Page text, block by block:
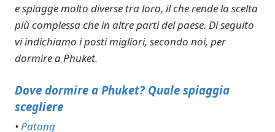
e spiagge molto diverse tra loro, il che rende la scelta
più complessa che in altre parti del paese. Di seguito
vi indichiamo i posti migliori, secondo noi, per
dormire a Phuket.
Dove dormire a Phuket? Quale spiaggia
scegliere
•Patong